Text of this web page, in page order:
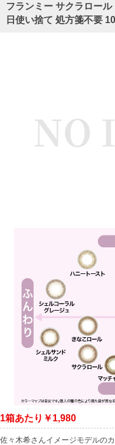
フランミー サクラロー
日使い捨て 処方箋不要
1箱あたり￥1,980
佐々木希さんイメージモデルの